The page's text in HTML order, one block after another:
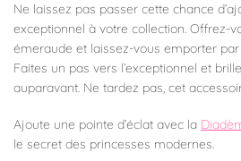
Ne laissez pas passer cette chance
exceptionnel à votre collection. Offrez-
émeraude et laissez-vous emporter
Faites un pas vers l’exceptionnel et
auparavant. Ne tardez pas, cet
Ajoute une pointe d’éclat avec la
le secret des princesses modernes.